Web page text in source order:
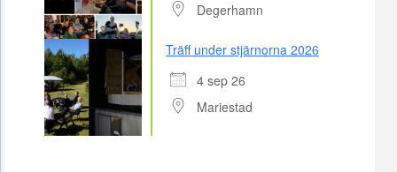
Degerhamn
Träff under stjärnorna 2026
4 sep 26
Mariestad